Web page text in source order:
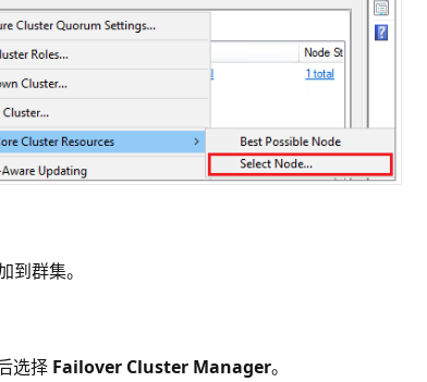
群集。
选择 Failover Cluster Manager。